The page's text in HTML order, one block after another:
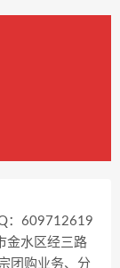
：609712619
金水区经三路
团购业务、分